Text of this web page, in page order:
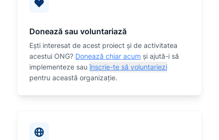
Donează sau voluntariază
Eşti interesat de acest proiect și de activitatea
acestui ONG? Donează chiar acum și ajută-i să
implementeze sauînscrie-te să voluntariezi
pentru această organizaţie.